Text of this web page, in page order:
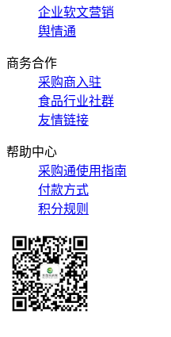
企业软文营销
舆情通
商务合作
采购商入驻
食品行业社群
友情链接
帮助中心
采购通使用指南
付款方式
积分规则